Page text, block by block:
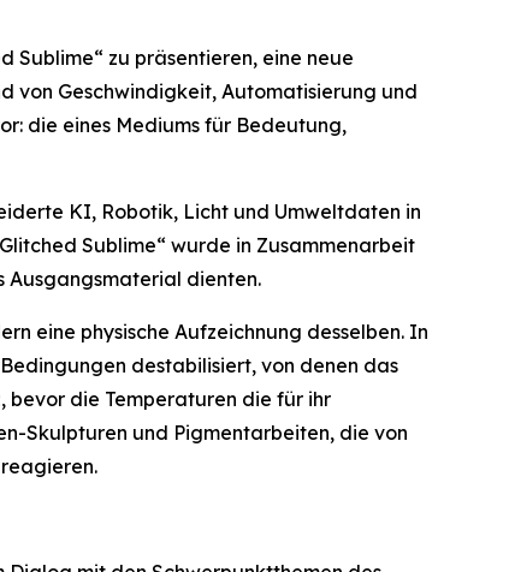
Sublime“ zu präsentieren, eine neue
von Geschwindigkeit, Automatisierung und
die eines Mediums für Bedeutung,
KI, Robotik, Licht und Umweltdaten in
Sublime“ wurde in Zusammenarbeit
dienten.
eine physische Aufzeichnung desselben. In
destabilisiert, von denen das
bevor die Temperaturen die für ihr
Skulpturen und Pigmentarbeiten, die von